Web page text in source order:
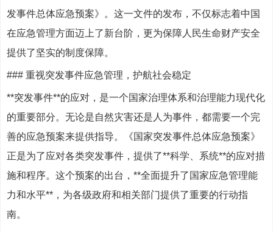
发事件总体应急预案》。这一文件的发布，不仅标志着中国
在应急管理方面迈上了新台阶，更为保障人民生命财产安全
提供了坚实的制度保障。
### 重视突发事件应急管理，护航社会稳定
**突发事件**的应对，是一个国家治理体系和治理能力现代化
的重要部分。无论是自然灾害还是人为事件，都需要一个完
善的应急预案来提供指导。《国家突发事件总体应急预案》
正是为了应对各类突发事件，提供了**科学、系统**的应对措
施和程序。这个预案的出台，**全面提升了国家应急管理能
力和水平**，为各级政府和相关部门提供了重要的行动指
南。